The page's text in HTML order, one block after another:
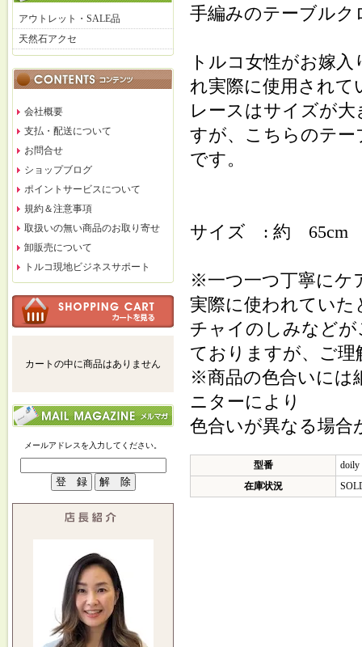
アウトレット・SALE品
天然石アクセ
会社概要
支払・配送について
お問合せ
ショップブログ
ポイントサービスについて
規約＆注意事項
取扱いの無い商品のお取り寄せ
卸販売について
トルコ現地ビジネスサポート
カートの中に商品はありません
メールアドレスを入力してください。
手編みのテーブルク
トルコ女性がお嫁
れ実際に使用され
レースはサイズが
すが、こちらのテ
です。
サイズ : 約 65cm
※一つ一つ丁寧にケ
実際に使われていた
チャイのしみなど
ておりますが、ご
※商品の色合いには
ニターにより
色合いが異なる場合
型番
doily
在庫状況